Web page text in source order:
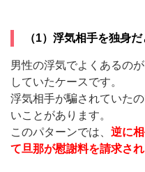
（1）浮気相手を独身
男性の浮気でよくあるの
していたケースです。
浮気相手が騙されていた
いことがあります。
このパターンでは、 逆に
て旦那が慰謝料を請求さ